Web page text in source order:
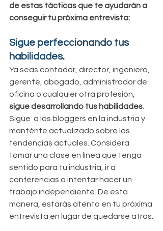
de estas tácticas que te ayudarán a
conseguir tu próxima entrevista:
Sigue perfeccionando tus
habilidades.
Ya seas contador, director, ingeniero,
gerente, abogado, administrador de
oficina o cualquier otra profesión,
sigue desarrollando tus habilidades
Sigue  a los bloggers en la industria y
manténte actualizado sobre las
tendencias actuales. Considera
tomar una clase en línea que tenga
sentido para tu industria, ir a
conferencias o intentar hacer un
trabajo independiente. De esta
manera, estarás atento en tu próxima
entrevista en lugar de quedarse atrás.